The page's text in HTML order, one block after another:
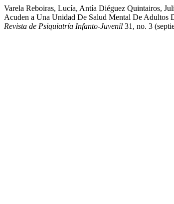
Varela Reboiras, Lucía, Antía Diéguez Quintairos,
Acuden a Una Unidad De Salud Mental De Adultos
Revista de Psiquiatría Infanto-Juvenil 31, no. 3